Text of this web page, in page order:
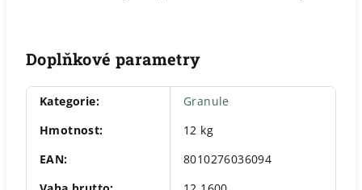
Doplňkové parametry
Kategorie:
Granule
Hmotnost:
12 kg
EAN:
8010276036094